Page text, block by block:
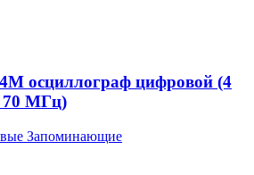
осциллограф цифровой (4
МГц)
Запоминающие